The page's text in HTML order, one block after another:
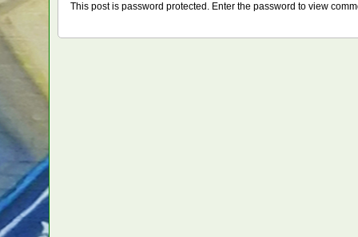
This post is password protected. Enter the password to view